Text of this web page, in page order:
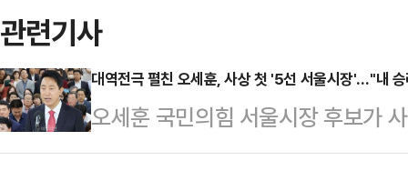
관련기사
대역전극 펼친 오세훈, 사상 첫 '5선 서울시장'…"내
오세훈 국민의힘 서울시장 후보가
이다. 정원오 더불어민주당 후보를